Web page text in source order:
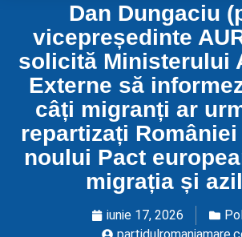
Dan Dungaciu
vicepreședinte
solicită Ministerului
Externe să
câți migranți ar
repartizați
noului Pact
migrația și
iunie 17, 2026